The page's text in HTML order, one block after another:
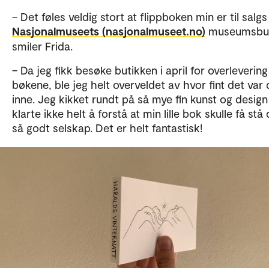
– Det føles veldig stort at flippboken min er til
Nasjonalmuseets (nasjonalmuseet.no)
smiler Frida.
– Da jeg fikk besøke butikken i april for
bøkene, ble jeg helt overveldet av hvor fint det var
inne. Jeg kikket rundt på så mye fin kunst og
klarte ikke helt å forstå at min lille bok skulle få stå
så godt selskap. Det er helt fantastisk!